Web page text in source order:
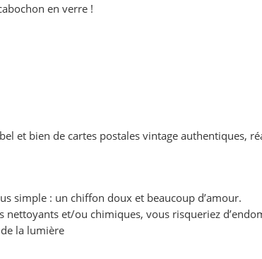
en verre !
et bien de cartes postales vintage authentiques,
simple : un chiffon doux et beaucoup d’amour.
nettoyants et/ou chimiques, vous risqueriez
la lumière